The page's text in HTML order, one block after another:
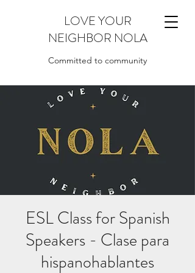
LOVE YOUR
NEIGHBOR NOLA
Committed to community
ESL Class for Spanish
Speakers - Clase para
hispanohablantes